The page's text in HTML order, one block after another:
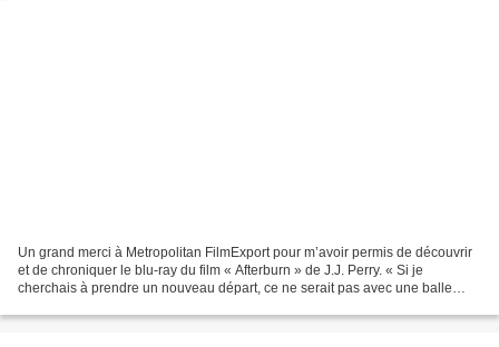
Un grand merci à Metropolitan FilmExport pour m’avoir permis de découvrir
et de chroniquer le blu-ray du film « Afterburn » de J.J. Perry. « Si je
cherchais à prendre un nouveau départ, ce ne serait pas avec une balle